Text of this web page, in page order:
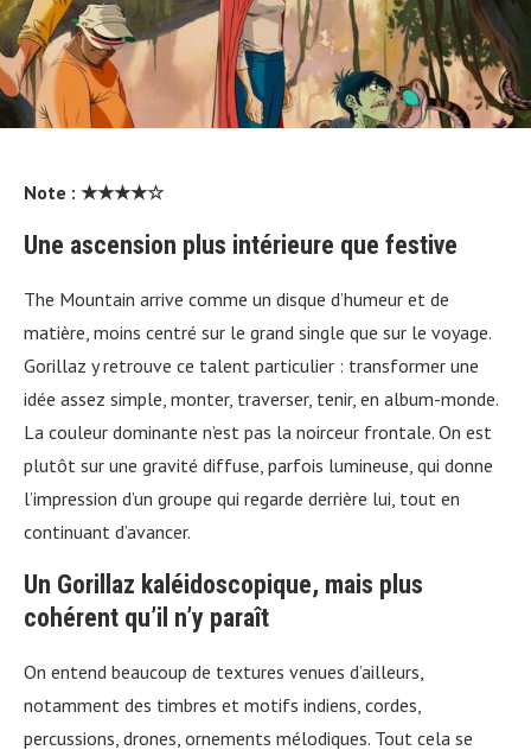
Note : ★★★★☆
Une ascension plus intérieure que festive
The Mountain arrive comme un disque d’humeur et de
matière, moins centré sur le grand single que sur le voyage.
Gorillaz y retrouve ce talent particulier : transformer une
idée assez simple, monter, traverser, tenir, en album-monde.
La couleur dominante n’est pas la noirceur frontale. On est
plutôt sur une gravité diffuse, parfois lumineuse, qui donne
l’impression d’un groupe qui regarde derrière lui, tout en
continuant d’avancer.
Un Gorillaz kaléidoscopique, mais plus
cohérent qu’il n’y paraît
On entend beaucoup de textures venues d’ailleurs,
notamment des timbres et motifs indiens, cordes,
percussions, drones, ornements mélodiques. Tout cela se